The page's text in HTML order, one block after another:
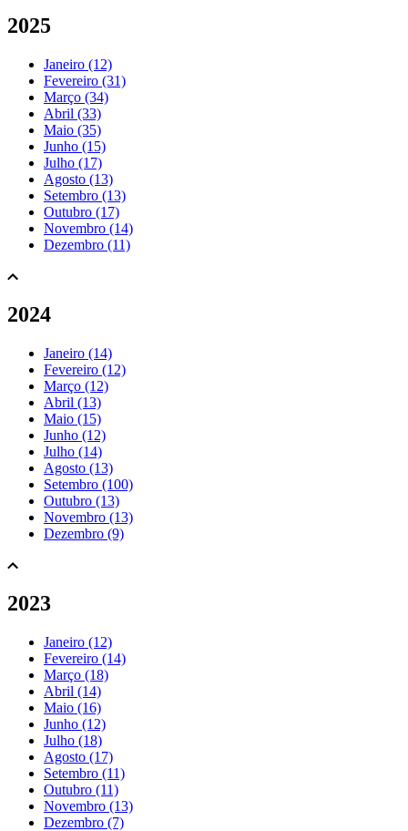
2025
Janeiro (12)
Fevereiro (31)
Março (34)
Abril (33)
Maio (35)
Junho (15)
Julho (17)
Agosto (13)
Setembro (13)
Outubro (17)
Novembro (14)
Dezembro (11)
2024
Janeiro (14)
Fevereiro (12)
Março (12)
Abril (13)
Maio (15)
Junho (12)
Julho (14)
Agosto (13)
Setembro (100)
Outubro (13)
Novembro (13)
Dezembro (9)
2023
Janeiro (12)
Fevereiro (14)
Março (18)
Abril (14)
Maio (16)
Junho (12)
Julho (18)
Agosto (17)
Setembro (11)
Outubro (11)
Novembro (13)
Dezembro (7)